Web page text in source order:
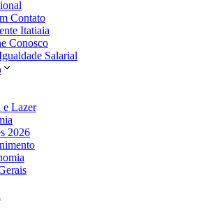
Contato
Itatiaia
Conosco
Salarial
e Lazer
2026